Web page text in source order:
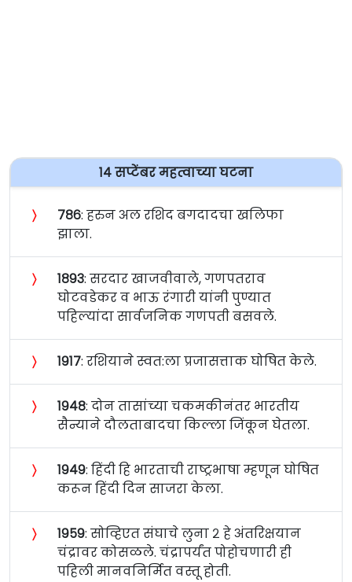
१४ सप्टेंबर महत्वाच्या घटना
〉 ७८६: हरुन अल रशिद बगदादचा खलिफा
झाला.
〉 १८९३: सरदार खाजवीवाले, गणपतराव
घोटवडेकर व भाऊ रंगारी यांनी पुण्यात
पहिल्यांदा सार्वजनिक गणपती बसवले.
〉 १९१७: रशियाने स्वत:ला प्रजासत्ताक घोषित केले.
〉 १९४८: दोन तासांच्या चकमकीनंतर भारतीय
सैन्याने दौलताबादचा किल्ला जिंकून घेतला.
〉 १९४९: हिंदी हि भारताची राष्ट्रभाषा म्हणून घोषित
करून हिंदी दिन साजरा केला.
〉 १९५९: सोव्हिएत संघाचे लुना २ हे अंतरिक्षयान
चंद्रावर कोसळले. चंद्रापर्यंत पोहोचणारी ही
पहिली मानवनिर्मित वस्तू होती.